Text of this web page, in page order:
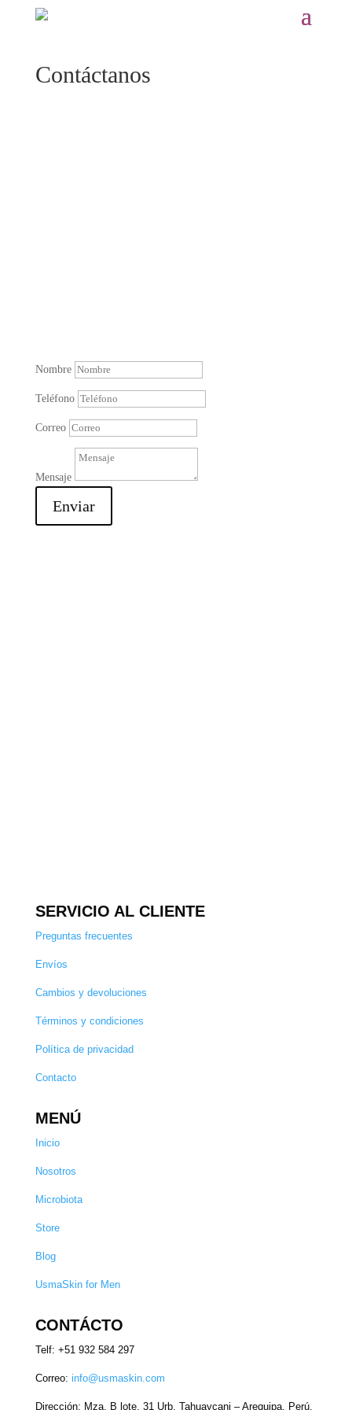
Contáctanos
Nombre
Teléfono
Correo
Mensaje
Enviar
SERVICIO AL CLIENTE
Preguntas frecuentes
Envíos
Cambios y devoluciones
Términos y condiciones
Política de privacidad
Contacto
MENÚ
Inicio
Nosotros
Microbiota
Store
Blog
UsmaSkin for Men
CONTÁCTO
Telf: +51 932 584 297
Correo: info@usmaskin.com
Dirección: Mza. B lote. 31 Urb. Tahuaycani – Arequipa, Perú.